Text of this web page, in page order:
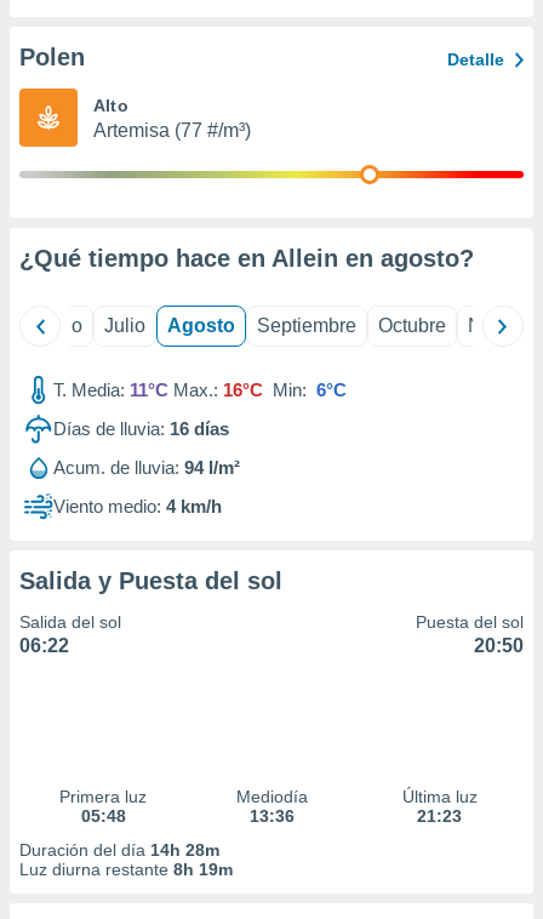
e
mediante
de
Polen Detalle
Alto
Artemisa (77 #/m³)
¿Qué tiempo hace en Allein en agosto?
Junio Julio Agosto Septiembre Octubre
T. Media: 11°C Max.: 16°C Min: 6°C
Días de lluvia: 16 días
Acum. de lluvia: 94 l/m²
Viento medio: 4 km/h
Salida y Puesta del sol
Salida del sol
06:22
Puesta del sol
20:50
Primera luz
05:48
Mediodía
13:36
Última luz
21:23
Duración del día 14h 28m
Luz diurna restante 8h 19m